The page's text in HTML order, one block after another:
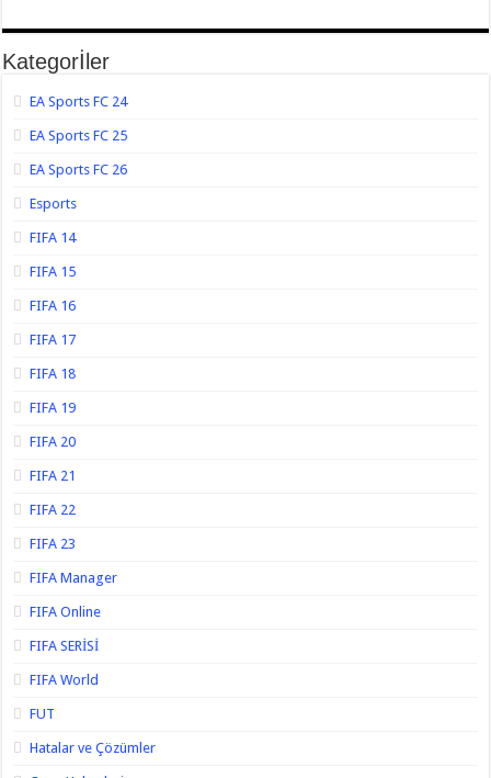
Kategorİler
EA Sports FC 24
EA Sports FC 25
EA Sports FC 26
Esports
FIFA 14
FIFA 15
FIFA 16
FIFA 17
FIFA 18
FIFA 19
FIFA 20
FIFA 21
FIFA 22
FIFA 23
FIFA Manager
FIFA Online
FIFA SERİSİ
FIFA World
FUT
Hatalar ve Çözümler